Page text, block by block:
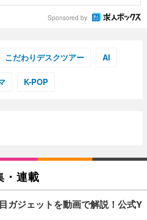
Sponsored by
こだわりデスクツアー AI
K-POP
・連載
ガジェットを動画で解説！公式Y